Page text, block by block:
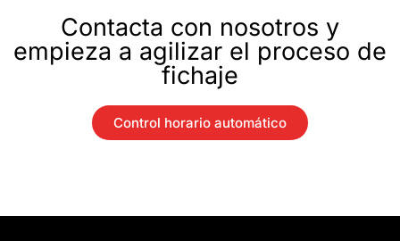
Contacta con nosotros y
empieza a agilizar el proceso de
fichaje
Control horario automático